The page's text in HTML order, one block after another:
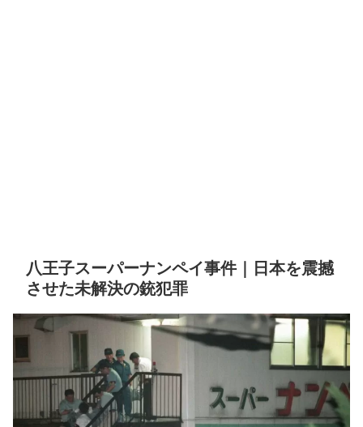
八王子スーパーナンペイ事件｜日本を震撼
させた未解決の銃犯罪